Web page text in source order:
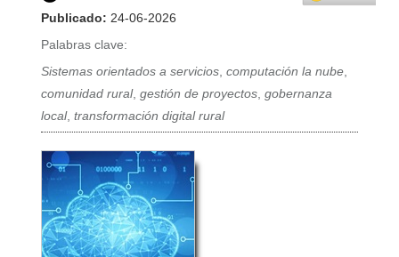
Publicado: 24-06-2026
Palabras clave:
Sistemas orientados a servicios,computación la nube,
comunidad rural,gestión de proyectos,gobernanza
local,transformación digital rural